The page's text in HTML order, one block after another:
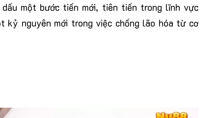
một bước tiến mới, tiên tiến trong lĩnh vực
kỷ nguyên mới trong việc chống lão hóa từ cơ